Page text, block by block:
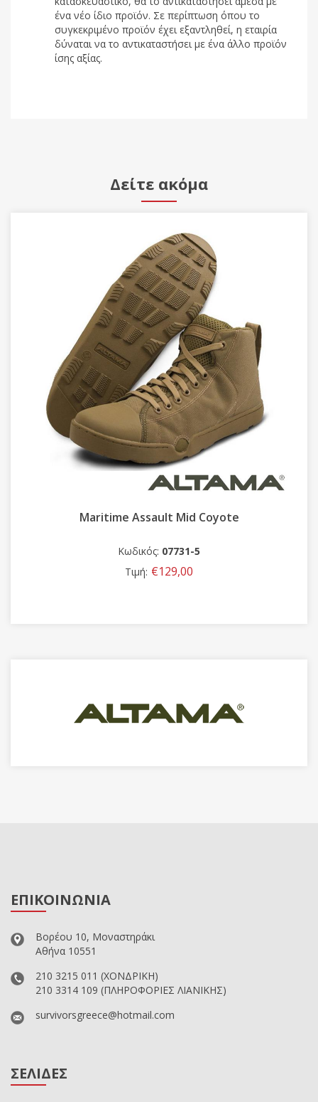
ένα νέο ίδιο προϊόν. Σε περίπτωση όπου το
συγκεκριμένο προϊόν έχει εξαντληθεί, η εταιρία
δύναται να το αντικαταστήσει με ένα άλλο προϊόν
ίσης αξίας.
Δείτε ακόμα
Maritime Assault Mid Coyote
Κωδικός: 07731-5
Τιμή: €129,00
ΕΠΙΚΟΙΝΩΝΙΑ
Βορέου 10, Μοναστηράκι
Αθήνα 10551
210 3215 011 (ΧΟΝΔΡΙΚΗ)
210 3314 109 (ΠΛΗΡΟΦΟΡΙΕΣ ΛΙΑΝΙΚΗΣ)
survivorsgreece@hotmail.com
ΣΕΛΙΔΕΣ